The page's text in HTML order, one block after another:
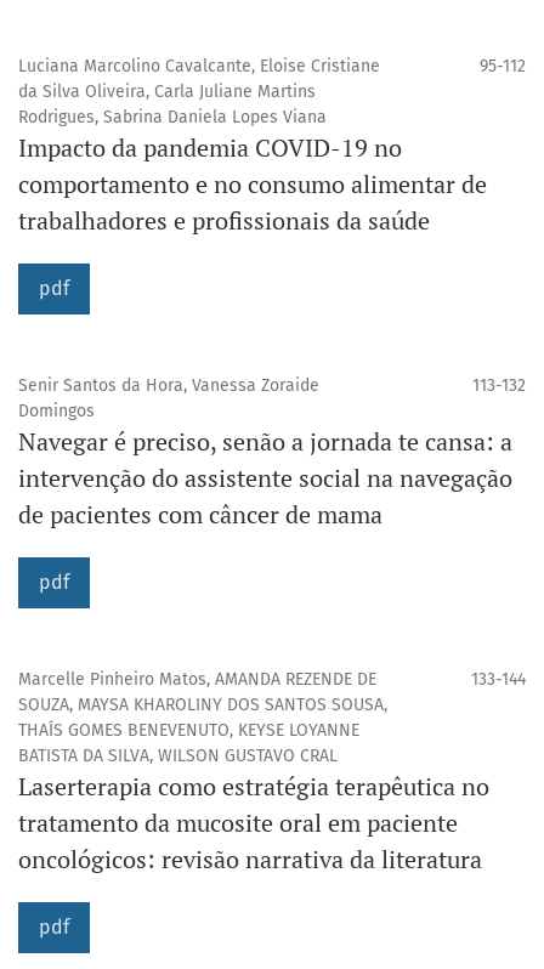
Luciana Marcolino Cavalcante, Eloise Cristiane
da Silva Oliveira, Carla Juliane Martins
Rodrigues, Sabrina Daniela Lopes Viana
95-112
Impacto da pandemia COVID-19 no
comportamento e no consumo alimentar de
trabalhadores e profissionais da saúde
pdf
Senir Santos da Hora, Vanessa Zoraide
Domingos
113-132
Navegar é preciso, senão a jornada te cansa: a
intervenção do assistente social na navegação
de pacientes com câncer de mama
pdf
Marcelle Pinheiro Matos, AMANDA REZENDE DE
SOUZA, MAYSA KHAROLINY DOS SANTOS SOUSA,
THAÍS GOMES BENEVENUTO, KEYSE LOYANNE
BATISTA DA SILVA, WILSON GUSTAVO CRAL
133-144
Laserterapia como estratégia terapêutica no
tratamento da mucosite oral em paciente
oncológicos: revisão narrativa da literatura
pdf